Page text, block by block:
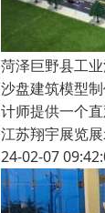
菏泽巨野县工
沙盘建筑模型
计师提供一个
江苏翔宇展览
24-02-07